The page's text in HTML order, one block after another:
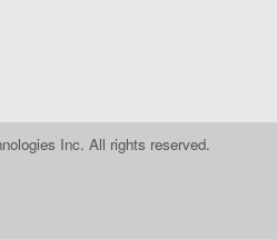
Inc. All rights reserved.